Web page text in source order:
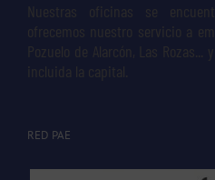
Nuestras oficinas se
ofrecemos nuestro servicio a
Pozuelo de Alarcón, Las Rozas...
incluida la capital.
RED PAE